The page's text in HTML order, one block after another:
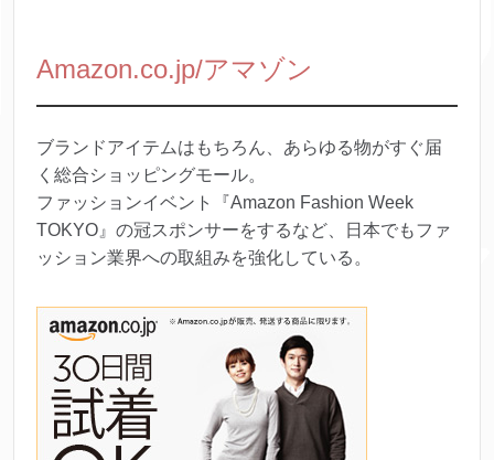
Amazon.co.jp/アマゾン
ブランドアイテムはもちろん、あらゆる物がすぐ届
く総合ショッピングモール。
ファッションイベント『Amazon Fashion Week
TOKYO』の冠スポンサーをするなど、日本でもファ
ッション業界への取組みを強化している。